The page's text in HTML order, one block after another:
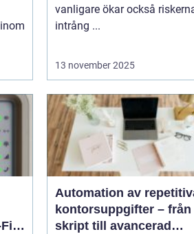
vanligare ökar också
intrång ...
13 november 2025
i
Automation av
kontorsuppgifter – från
skript till avancerad